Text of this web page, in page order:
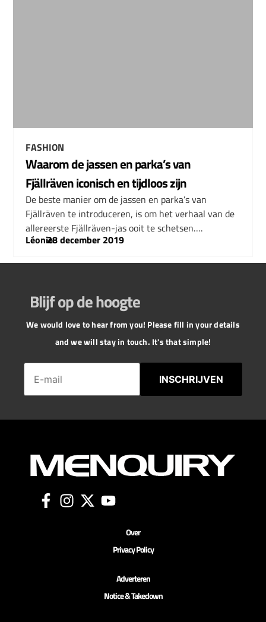
FASHION
Waarom de jassen en parka’s van
Fjällräven iconisch en tijdloos zijn
De beste manier om de jassen en parka’s van
Fjällräven te introduceren, is om het verhaal van de
allereerste Fjällräven-jas ooit te schetsen….
Léonie
–
28 december 2019
Blijf op de hoogte
We would love to hear from you! Please fill in your details
and we will stay in touch. It's that simple!
INSCHRIJVEN
Over
Privacy Policy
Adverteren
Notice & Takedown